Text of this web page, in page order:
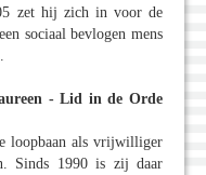
zet hij zich in voor de
sociaal bevlogen mens
- Lid in de Orde
loopbaan als vrijwilliger
Sinds 1990 is zij daar